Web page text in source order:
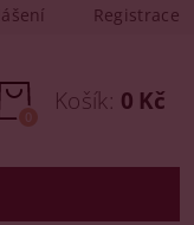
Registrace
Košík: 0 Kč
0